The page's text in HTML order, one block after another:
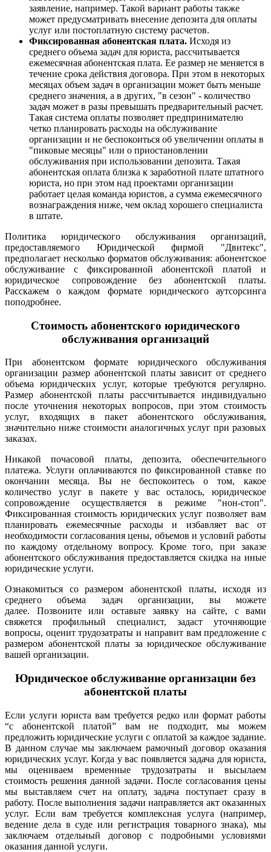
заявление, например. Такой вариант работы также
может предусматривать внесение депозита для оплаты
услуг или постоплатную систему расчетов.
Фиксированная абонентская плата. Исходя из
среднего объема задач для юриста, рассчитывается
ежемесячная абонентская плата. Ее размер не меняется в
течение срока действия договора. При этом в некоторых
месяцах объем задач в организации может быть меньше
среднего значения, а в других, "в сезон" - количество
задач может в разы превышать предварительный расчет.
Такая система оплаты позволяет предпринимателю
четко планировать расходы на обслуживание
организации и не беспокоиться об увеличении оплаты в
"пиковые месяцы" или о приостановлении
обслуживания при использовании депозита. Такая
абонентская оплата близка к заработной плате штатного
юриста, но при этом над проектами организации
работает целая команда юристов, а сумма ежемесячного
вознаграждения ниже, чем оклад хорошего специалиста
в штате.
Политика юридического обслуживания организаций,
предоставляемого Юридической фирмой "Двитекс",
предполагает несколько форматов обслуживания: абонентское
обслуживание с фиксированной абонентской платой и
юридическое сопровождение без абонентской платы.
Расскажем о каждом формате юридического аутсорсинга
поподробнее.
Стоимость абонентского юридического
обслуживания организаций
При абонентском формате юридического обслуживания
организации размер абонентской платы зависит от среднего
объема юридических услуг, которые требуются регулярно.
Размер абонентской платы рассчитывается индивидуально
после уточнения некоторых вопросов, при этом стоимость
услуг, входящих в пакет абонентского обслуживания,
значительно ниже стоимости аналогичных услуг при разовых
заказах.
Никакой почасовой платы, депозита, обеспечительного
платежа. Услуги оплачиваются по фиксированной ставке по
окончании месяца. Вы не беспокоитесь о том, какое
количество услуг в пакете у вас осталось, юридическое
сопровождение осуществляется в режиме "нон-стоп".
Фиксированная стоимость юридических услуг позволяет вам
планировать ежемесячные расходы и избавляет вас от
необходимости согласования цены, объемов и условий работы
по каждому отдельному вопросу. Кроме того, при заказе
абонентского обслуживания предоставляется скидка на иные
юридические услуги.
Ознакомиться со размером абонентской платы, исходя из
среднего объема задач организации, вы можете
далее. Позвоните или оставьте заявку на сайте, с вами
свяжется профильный специалист, задаст уточняющие
вопросы, оценит трудозатраты и направит вам предложение с
размером абонентской платы за юридическое обслуживание
вашей организации.
Юридическое обслуживание организации без
абонентской платы
Если услуги юриста вам требуется редко или формат работы
“с абонентской платой” вам не подходит, мы можем
предложить юридические услуги с оплатой за каждое задание.
В данном случае мы заключаем рамочный договор оказания
юридических услуг. Когда у вас появляется задача для юриста,
мы оцениваем временные трудозатраты и высылаем
стоимость решения данной задачи. После согласования цены
мы выставляем счет на оплату, задача поступает сразу в
работу. После выполнения задачи направляется акт оказанных
услуг. Если вам требуется комплексная услуга (например,
ведение дела в суде или регистрация товарного знака), мы
заключаем отдельный договор с подробными условиями
оказания данной услуги.